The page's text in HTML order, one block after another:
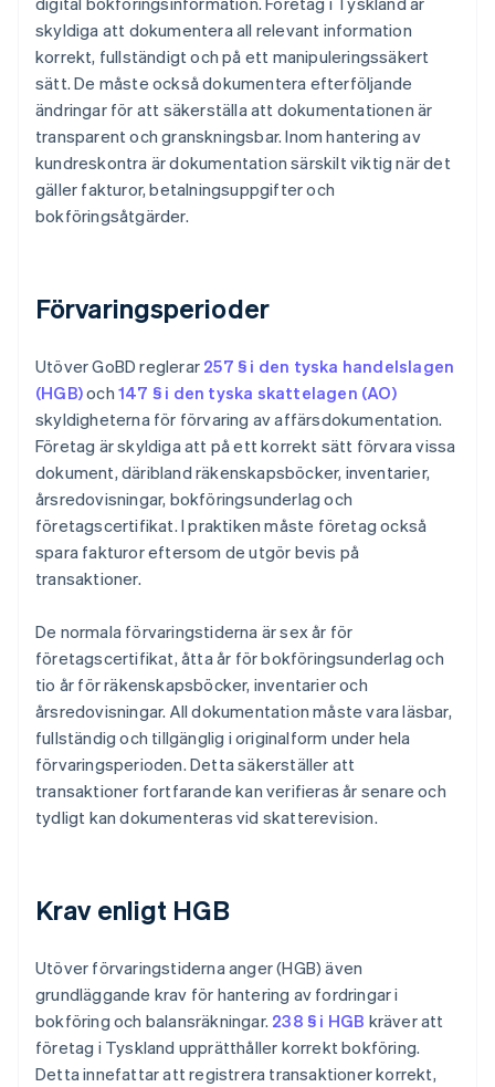
skyldiga att dokumentera all relevant information
korrekt, fullständigt och på ett manipuleringssäkert
sätt. De måste också dokumentera efterföljande
ändringar för att säkerställa att dokumentationen är
transparent och granskningsbar. Inom hantering av
kundreskontra är dokumentation särskilt viktig när det
gäller fakturor, betalningsuppgifter och
bokföringsåtgärder.
Förvaringsperioder
Utöver GoBD reglerar 257 § i den tyska handelslagen
(HGB)och 147 § i den tyska skattelagen (AO)
skyldigheterna för förvaring av affärsdokumentation.
Företag är skyldiga att på ett korrekt sätt förvara vissa
dokument, däribland räkenskapsböcker, inventarier,
årsredovisningar, bokföringsunderlag och
företagscertifikat. I praktiken måste företag också
spara fakturor eftersom de utgör bevis på
transaktioner.
De normala förvaringstiderna är sex år för
företagscertifikat, åtta år för bokföringsunderlag och
tio år för räkenskapsböcker, inventarier och
årsredovisningar. All dokumentation måste vara läsbar,
fullständig och tillgänglig i originalform under hela
förvaringsperioden. Detta säkerställer att
transaktioner fortfarande kan verifieras år senare och
tydligt kan dokumenteras vid skatterevision.
Krav enligt HGB
Utöver förvaringstiderna anger (HGB) även
grundläggande krav för hantering av fordringar i
bokföring och balansräkningar. 238 § i HGB kräver att
företag i Tyskland upprätthåller korrekt bokföring.
Detta innefattar att registrera transaktioner korrekt,